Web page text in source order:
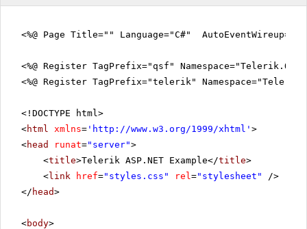
<%@ Page Title="" Language="C#"
<%@ Register TagPrefix="qsf"
<%@ Register TagPrefix="telerik"
<!DOCTYPE html>
<html xmlns= ' http://www.w3.org/1999/xhtml ' >
<head runat="server">
<title>Telerik ASP.NET Example</title>
<link href="styles.css" rel="stylesheet"
/>
</ head>
<body>